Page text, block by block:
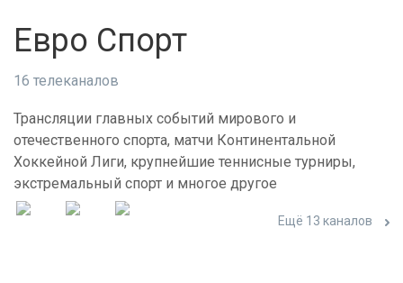
Евро Спорт
16 телеканалов
Трансляции главных событий мирового и
отечественного спорта, матчи Континентальной
Хоккейной Лиги, крупнейшие теннисные турниры,
экстремальный спорт и многое другое
Ещё 13 каналов